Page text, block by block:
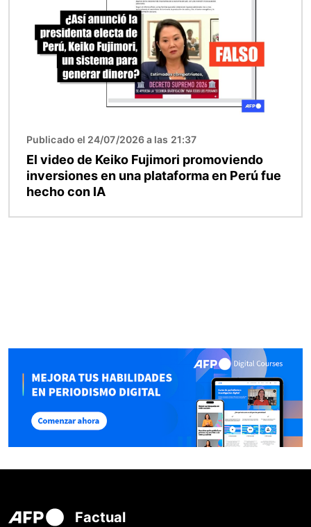
Publicado el 24/07/2026 a las 21:37
El video de Keiko Fujimori promoviendo
inversiones en una plataforma en Perú fue
hecho con IA
Factual